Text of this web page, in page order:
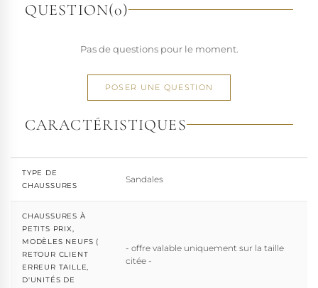
aujourd'hui distribuée dans 110 pays.
de la mode, Pleaser propose des collections ultra féminines
une large gamme de pointures. Parce qu'un style ne
devrait jamais se réduire à une question de centimètres, la
marque défend une idée simple : permettre à chacun
d'exprimer, sans contrainte, qui il veut être.
QUESTION(0)
Pas de questions pour le moment.
POSER UNE QUESTION
CARACTÉRISTIQUES
TYPE DE
CHAUSSURES
Sandales
CHAUSSURES À
PETITS PRIX,
MODÈLES NEUFS (
RETOUR CLIENT
ERREUR TAILLE,
D'UNITÉS DE
- offre valable uniquement sur la taille
citée -